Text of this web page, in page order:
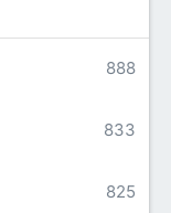
888
833
825